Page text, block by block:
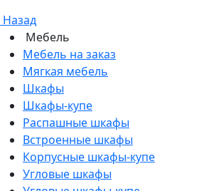
Назад
Мебель
Мебель на заказ
Мягкая мебель
Шкафы
Шкафы-купе
Распашные шкафы
Встроенные шкафы
Корпусные шкафы-купе
Угловые шкафы